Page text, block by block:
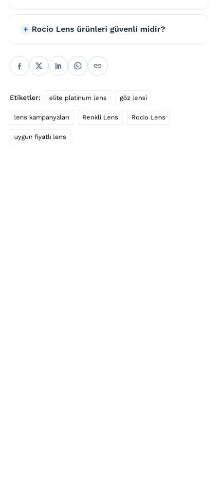
Rocio Lens ürünleri güvenli midir?
Etiketler: elite platinum lens göz lensi
lens kampanyaları Renkli Lens Rocio Lens
uygun fiyatlı lens